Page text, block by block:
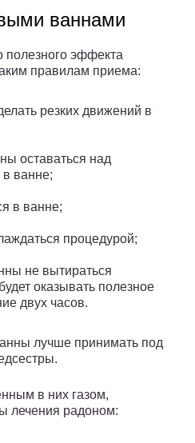
ваннами
полезного эффекта
правилам приема:
резких движений в
оставаться над
ванне;
в ванне;
процедурой;
не вытираться
оказывать полезное
двух часов.
лучше принимать под
в них газом,
лечения радоном: